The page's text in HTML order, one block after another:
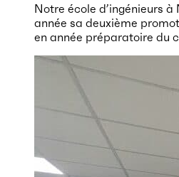
Notre école d’ingénieurs
année sa deuxième
en année préparatoire du